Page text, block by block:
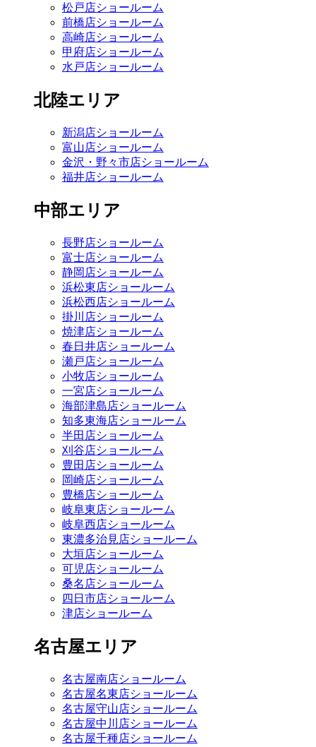
松戸店ショールーム
前橋店ショールーム
高崎店ショールーム
甲府店ショールーム
水戸店ショールーム
北陸エリア
新潟店ショールーム
富山店ショールーム
金沢・野々市店ショールーム
福井店ショールーム
中部エリア
長野店ショールーム
富士店ショールーム
静岡店ショールーム
浜松東店ショールーム
浜松西店ショールーム
掛川店ショールーム
焼津店ショールーム
春日井店ショールーム
瀬戸店ショールーム
小牧店ショールーム
一宮店ショールーム
海部津島店ショールーム
知多東海店ショールーム
半田店ショールーム
刈谷店ショールーム
豊田店ショールーム
岡崎店ショールーム
豊橋店ショールーム
岐阜東店ショールーム
岐阜西店ショールーム
東濃多治見店ショールーム
大垣店ショールーム
可児店ショールーム
桑名店ショールーム
四日市店ショールーム
津店ショールーム
名古屋エリア
名古屋南店ショールーム
名古屋名東店ショールーム
名古屋守山店ショールーム
名古屋中川店ショールーム
名古屋千種店ショールーム